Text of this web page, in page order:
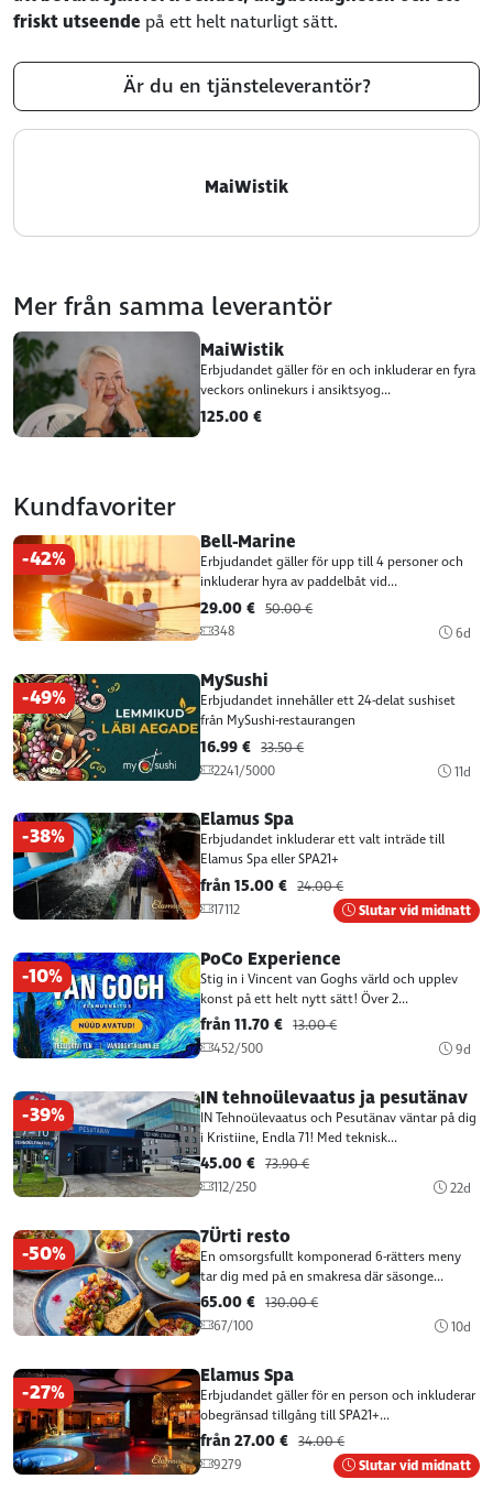
friskt utseende på ett helt naturligt sätt.
Är du en tjänsteleverantör?
MaiWistik
Mer från samma leverantör
MaiWistik
Erbjudandet gäller för en och inkluderar en fyra
veckors onlinekurs i ansiktsyog...
125.00 €
Kundfavoriter
-42%
Bell-Marine
Erbjudandet gäller för upp till 4 personer och
inkluderar hyra av paddelbåt vid...
29.00 € 50.00 €
348
6d
-49%
MySushi
Erbjudandet innehåller ett 24-delat sushiset
från MySushi-restaurangen
16.99 € 33.50 €
2241/5000
11d
-38%
Elamus Spa
Erbjudandet inkluderar ett valt inträde till
Elamus Spa eller SPA21+
från 15.00 € 24.00 €
17112
Slutar vid midnatt
-10%
PoCo Experience
Stig in i Vincent van Goghs värld och upplev
konst på ett helt nytt sätt! Över 2...
från 11.70 € 13.00 €
452/500
9d
-39%
IN tehnoülevaatus ja pesutänav
IN Tehnoülevaatus och Pesutänav väntar på dig
i Kristiine, Endla 71! Med teknisk...
45.00 € 73.90 €
112/250
22d
-50%
7Ürti resto
En omsorgsfullt komponerad 6-rätters meny
tar dig med på en smakresa där säsonge...
65.00 € 130.00 €
67/100
10d
-27%
Elamus Spa
Erbjudandet gäller för en person och inkluderar
obegränsad tillgång till SPA21+...
från 27.00 € 34.00 €
9279
Slutar vid midnatt